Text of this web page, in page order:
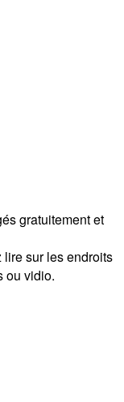
gratuitement et
sur les endroits
ou vidio.